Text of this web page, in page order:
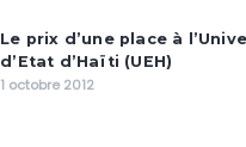
Le prix d’une place à
d’Etat d’Haïti (UEH)
1 octobre 2012